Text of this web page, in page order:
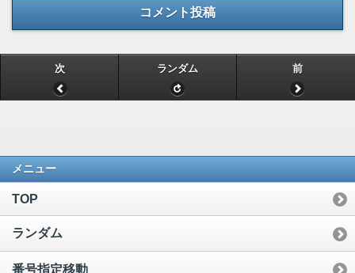
コメント投稿
次 ランダム 前
メニュー
TOP
ランダム
番号指定移動